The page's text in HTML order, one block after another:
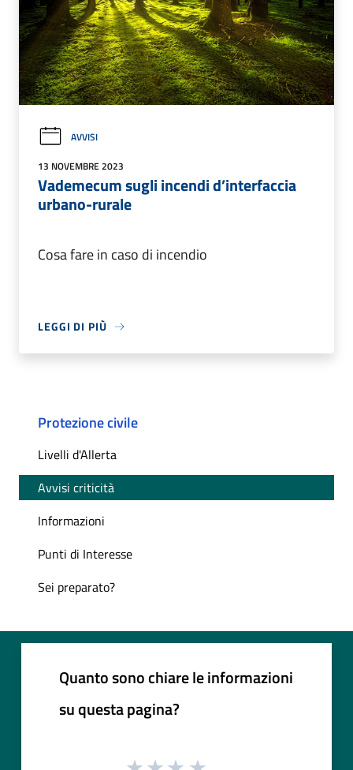
AVVISI
13 NOVEMBRE 2023
Vademecum sugli incendi d’interfaccia
urbano-rurale
Cosa fare in caso di incendio
LEGGI DI PIÙ
Protezione civile
Livelli d'Allerta
Avvisi criticità
Informazioni
Punti di Interesse
Sei preparato?
Quanto sono chiare le informazioni
su questa pagina?